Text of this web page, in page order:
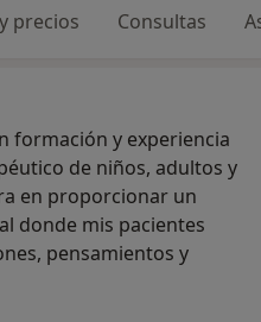
precios Consultas
formación y experiencia
de niños, adultos y
en proporcionar un
donde mis pacientes
pensamientos y